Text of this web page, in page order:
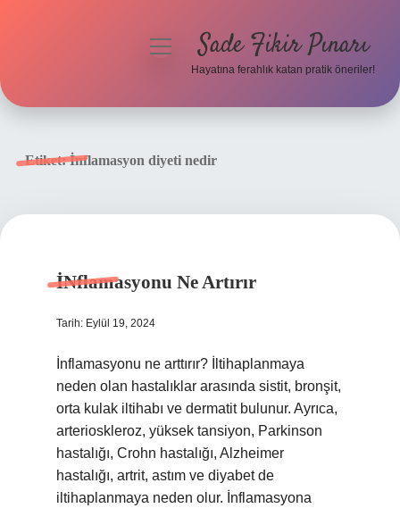
menüyüSade Fikir Pınarı
Hayatına ferahlık katan pratik öneriler!
Etiket:İnflamasyon diyeti nedir
İNflamasyonu Ne Artırır
Tarih: Eylül 19, 2024
İnflamasyonu ne arttırır? İltihaplanmaya
neden olan hastalıklar arasında sistit, bronşit,
orta kulak iltihabı ve dermatit bulunur. Ayrıca,
arterioskleroz, yüksek tansiyon, Parkinson
hastalığı, Crohn hastalığı, Alzheimer
hastalığı, artrit, astım ve diyabet de
iltihaplanmaya neden olur. İnflamasyona